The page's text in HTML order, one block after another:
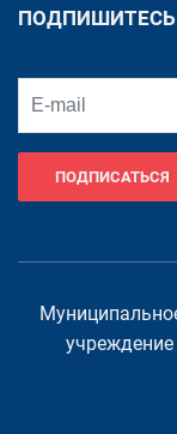
ПОДПИСАТЬСЯ